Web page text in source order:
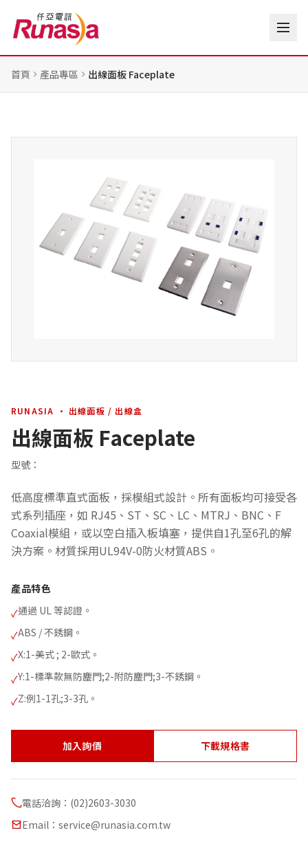
首頁 產品專區 出線面板 Faceplate
RUNASIA · 出線面板 / 出線盒
出線面板 Faceplate
型號：
低高度標準直式面板，採模組式設計。所有面板均可接受各
式系列插座，如 RJ45、ST、SC、LC、MTRJ、BNC、F
Coaxial模組，或以空白插入板填塞，提供自1孔至6孔的解
決方案。材質採用UL94V-0防火材質ABS。
產品特色
✓通過 UL 等認證。
✓ABS / 不銹鋼。
✓X:1-美式 ; 2-歐式。
✓Y:1-標準款無防塵門;2-附防塵門;3-不銹鋼。
✓Z:例1-1孔;3-3孔。
加入詢價 下載規格書
電話洽詢：(02)2603-3030
Email：service@runasia.com.tw